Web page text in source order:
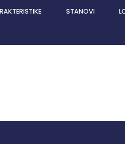
STANOVI